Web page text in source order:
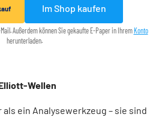
Im Shop kaufen
Außerdem können Sie gekaufte E-Paper in Ihrem Konto
herunterladen.
Wellen
ein Analysewerkzeug – sie sind